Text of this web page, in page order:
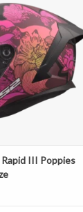
Roze
AAN WINKELWAGEN
Rapid III Poppies